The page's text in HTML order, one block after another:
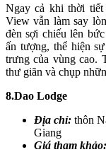
Ngay cả khi thời
View vẫn làm say
đèn sợi chiếu lên
ấn tượng, thể hiện
trưng của vùng cao.
thư giãn và chụp
8.Dao Lodge
Địa chỉ: thôn
Giang
Giá tham khảo: